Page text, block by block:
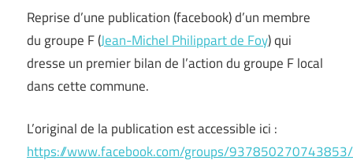
Reprise d’une publication (facebook) d’un membre
du groupe F (Jean-Michel Philippart de Foy) qui
dresse un premier bilan de l’action du groupe F local
dans cette commune.
L’original de la publication est accessible ici :
https://www.facebook.com/groups/